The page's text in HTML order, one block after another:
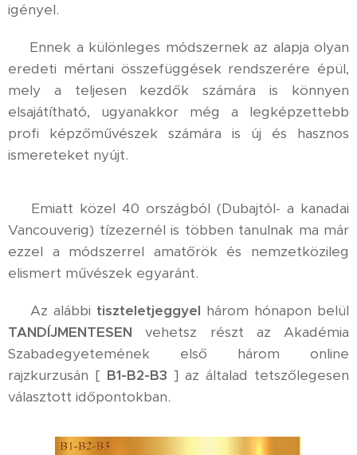
igényel.
⚜️ Ennek a különleges módszernek az alapja olyan
eredeti mértani összefüggések rendszerére épül,
mely a teljesen kezdők számára is könnyen
elsajátítható, ugyanakkor még a legképzettebb
profi képzőművészek számára is új és hasznos
ismereteket nyújt.
⚜️ Emiatt közel 40 országból (Dubajtól- a kanadai
Vancouverig) tízezernél is többen tanulnak ma már
ezzel a módszerrel amatőrök és nemzetközileg
elismert művészek egyaránt.
⚜️ Az alábbi tiszteletjeggyel három hónapon belül
TANDÍJMENTESENvehetsz részt az Akadémia
Szabadegyetemének első három online
rajzkurzusán [ B1-B2-B3 ] az általad tetszőlegesen
választott időpontokban.